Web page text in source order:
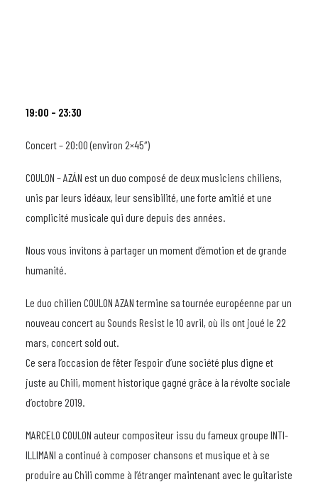
19:00 – 23:30
Concert – 20:00 (environ 2×45″)
COULON – AZÁN est un duo composé de deux musiciens chiliens,
unis par leurs idéaux, leur sensibilité, une forte amitié et une
complicité musicale qui dure depuis des années.
Nous vous invitons à partager un moment d’émotion et de grande
humanité.
Le duo chilien COULON AZAN termine sa tournée européenne par un
nouveau concert au Sounds Resist le 10 avril, où ils ont joué le 22
mars, concert sold out.
Ce sera l’occasion de fêter l’espoir d’une société plus digne et
juste au Chili, moment historique gagné grâce à la révolte sociale
d’octobre 2019.
MARCELO COULON auteur compositeur issu du fameux groupe INTI-
ILLIMANI a continué à composer chansons et musique et à se
produire au Chili comme à l’étranger maintenant avec le guitariste